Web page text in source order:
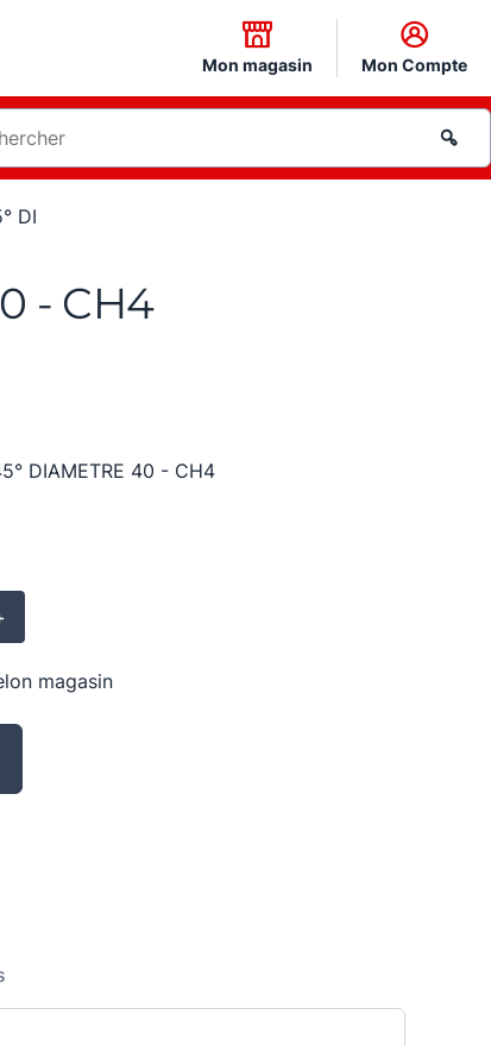
Mon magasin Mon Compte
DI
- CH4
DIAMETRE 40 - CH4
magasin